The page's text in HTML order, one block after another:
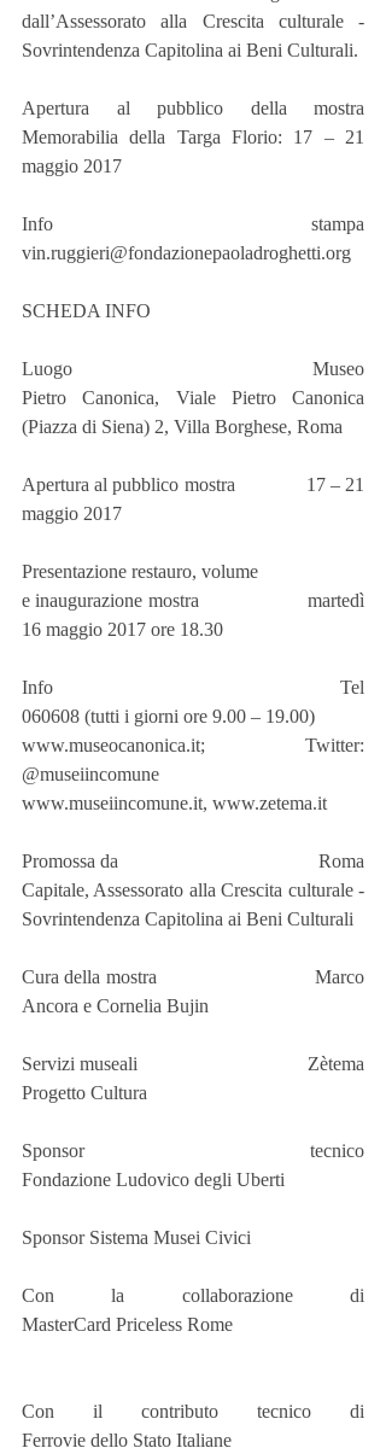
dall’Assessorato alla Crescita culturale -
Sovrintendenza Capitolina ai Beni Culturali.
Apertura al pubblico della mostra
Memorabilia della Targa Florio: 17 – 21
maggio 2017
Info stampa
vin.ruggieri@fondazionepaoladroghetti.org
SCHEDA INFO
Luogo                                                 Museo
Pietro Canonica, Viale Pietro Canonica
(Piazza di Siena) 2, Villa Borghese, Roma
Apertura al pubblico mostra              17 – 21
maggio 2017
Presentazione restauro, volume
e inaugurazione mostra                     martedì
16 maggio 2017 ore 18.30
Info                                                     Tel
060608 (tutti i giorni ore 9.00 – 19.00)
www.museocanonica.it; Twitter:
@museiincomune
www.museiincomune.it, www.zetema.it
Promossa da                                      Roma
Capitale, Assessorato alla Crescita culturale -
Sovrintendenza Capitolina ai Beni Culturali
Cura della mostra                              Marco
Ancora e Cornelia Bujin
Servizi museali                                  Zètema
Progetto Cultura
Sponsor tecnico
Fondazione Ludovico degli Uberti
Sponsor Sistema Musei Civici
Con la collaborazione di
MasterCard Priceless Rome
Con il contributo tecnico di
Ferrovie dello Stato Italiane